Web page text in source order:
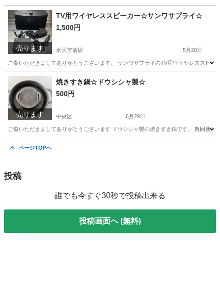
東京 中央区 水天宮前駅 調理器具
売ります
TV用ワイヤレススピーカー☆サンワサプライ☆
1,500円
水天宮前駅 5月20日
ご覧いただきましてありがとうございます。 サンワサプライのTV用ワイヤレススピ
東京 中央区 水天宮前駅 テレビ ワイヤレススピーカー
売ります
焼きすき鍋☆ドウシシャ製☆
500円
中央区 6月29日
ご覧いただきましてありがとうございます ドウシシャ製の焼きすき鍋です。 数回使
ページTOPへ
投稿
誰でも今すぐ30秒で投稿出来る
投稿画面へ (無料)